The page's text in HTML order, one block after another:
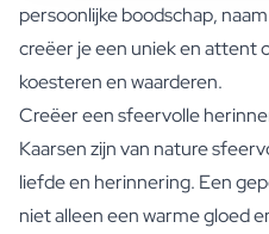
persoonlijke boodschap,
creëer je een uniek en attent
koesteren en waarderen.
Creëer een sfeervolle
Kaarsen zijn van nature
liefde en herinnering. Een
niet alleen een warme gloed